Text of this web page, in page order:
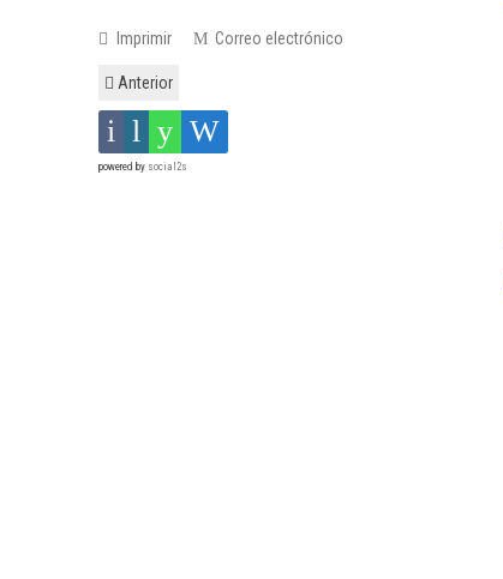
Imprimir Correo electrónico
Anterior
powered by social2s